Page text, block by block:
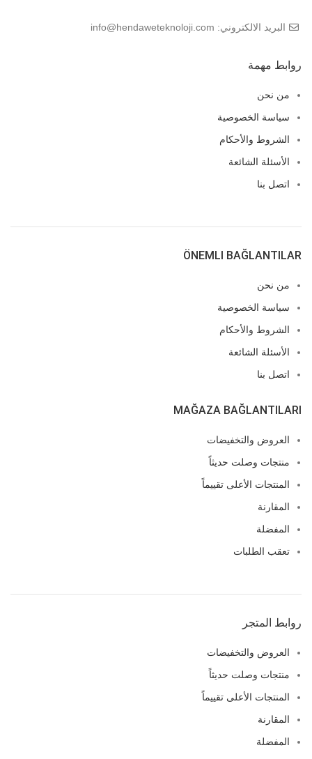
البريد الالكتروني: info@hendaweteknoloji.com
روابط مهمة
من نحن
سياسة الخصوصية
الشروط والأحكام
الأسئلة الشائعة
اتصل بنا
ÖNEMLI BAĞLANTILAR
من نحن
سياسة الخصوصية
الشروط والأحكام
الأسئلة الشائعة
اتصل بنا
MAĞAZA BAĞLANTILARI
العروض والتخفيضات
منتجات وصلت حديثاً
المنتجات الأعلى تقييماً
المقارنة
المفضلة
تعقب الطلبات
روابط المتجر
العروض والتخفيضات
منتجات وصلت حديثاً
المنتجات الأعلى تقييماً
المقارنة
المفضلة